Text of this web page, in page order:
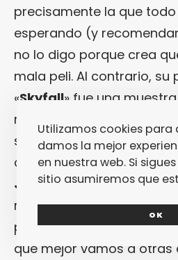
precisamente la que
esperando (y
no lo digo porque crea
mala peli. Al contrario, su
«Skyfall» fue una
musculado, solvente e
subtexto bastante
cuestión es que, al fin y al
James Bondno necesita
recomendación de nadie,
petarlo este fin de
que mejor vamos a otras
Utilizamos cookies para
damos la mejor
en nuestra web. Si
sitio asumiremos que
OK